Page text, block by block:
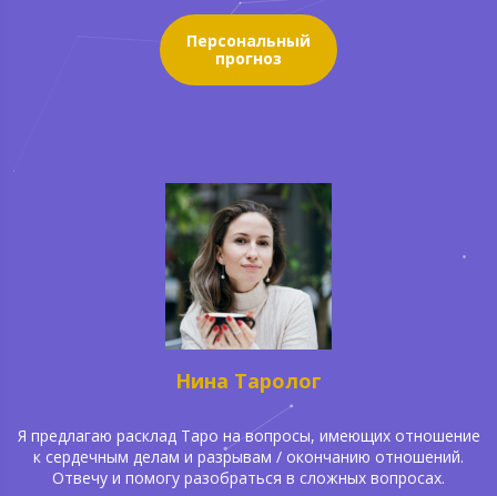
Персональный
прогноз
Нина Таролог
Я предлагаю расклад Таро на вопросы, имеющих отношение
к сердечным делам и разрывам / окончанию отношений.
Отвечу и помогу разобраться в сложных вопросах.